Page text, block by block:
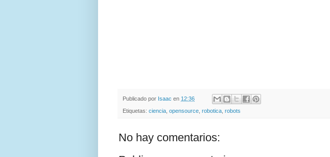
Publicado por Isaac en 12:36
Etiquetas: ciencia opensource robotica robots
No hay comentarios: